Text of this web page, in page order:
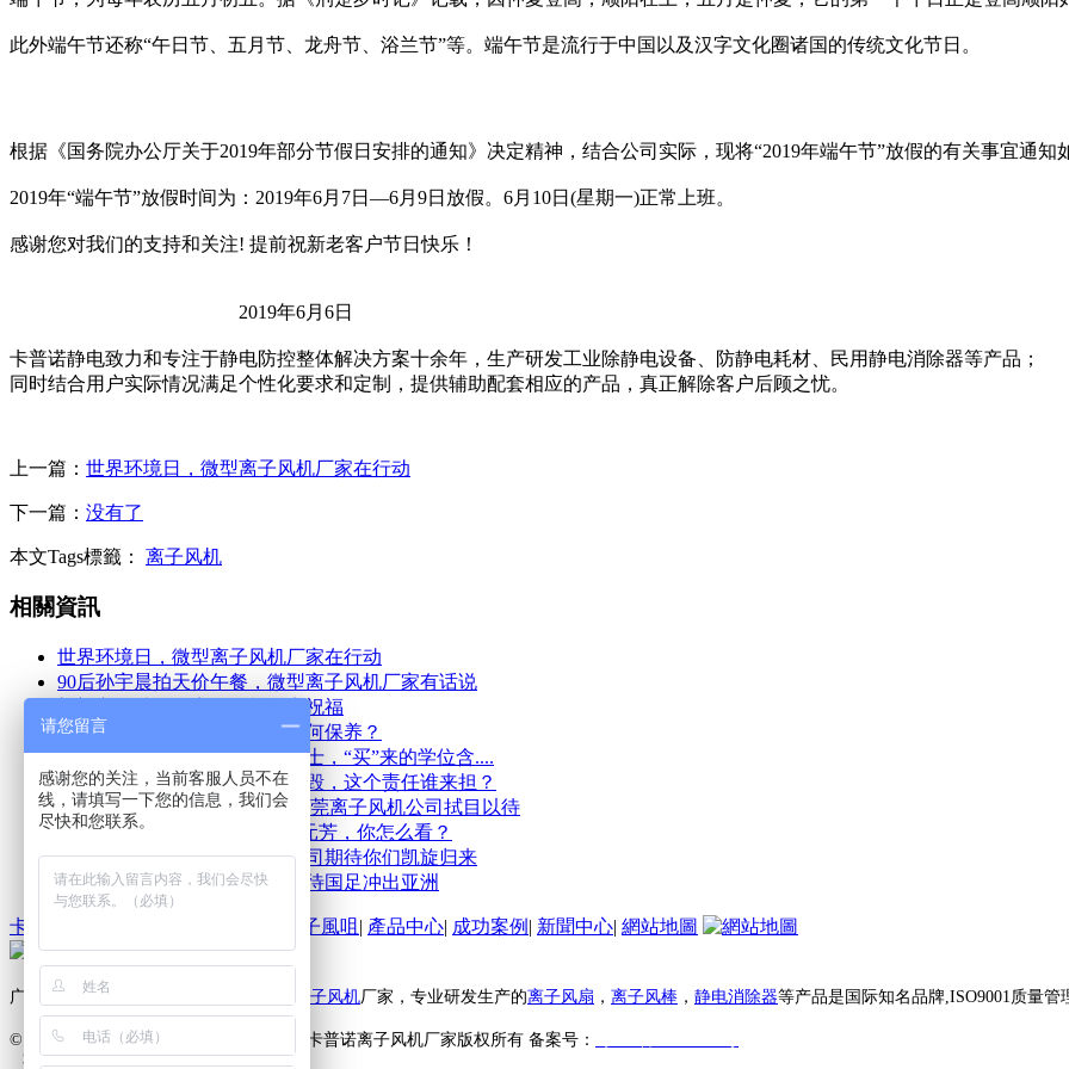
此外端午节还称“午日节、五月节、龙舟节、浴兰节”等。端午节是流行于中国以及汉字文化圈诸国的传统文化节日。
根据《国务院办公厅关于2019年部分节假日安排的通知》决定精神，结合公司实际，现将“2019年端午节”放假的有关事宜通知
2019年“端午节”放假时间为：2019年6月7日—6月9日放假。6月10日(星期一)正常上班。
感谢您对我们的支持和关注! 提前祝新老客户节日快乐！
2019年6月6日
卡普诺静电致力和专注于静电防控整体解决方案十余年，生产研发工业除静电设备、防静电耗材、民用静电消除器等产品；
同时结合用户实际情况满足个性化要求和定制，提供辅助配套相应的产品，真正解除客户后顾之忧。
上一篇： 世界环境日，微型离子风机厂家在行动
下一篇： 没有了
本文Tags標籤： 离子风机
相關資訊
世界环境日，微型离子风机厂家在行动
90后孙宇晨拍天价午餐，微型离子风机厂家有话说
郎朗宣布结婚，离子风机厂家祝福
离子风机供应商：离子风机如何保养？
离子风机公司：赴韩读速成博士，“买”来的学位含....
离子风机公司：百万名画被撕毁，这个责任谁来担？
中国移动5G手机即将上市，东莞离子风机公司拭目以待
今日头条也要开发智能手机? 元芳，你怎么看？
苏杯中国进决赛，离子风机公司期待你们凯旋归来
里皮再次执掌男足，让我们期待国足冲出亚洲
卡普諾首頁 離子風咀 | 產品中心| 成功案例 | 新聞中心| 網站地圖
广东卡普诺静电科技有限公司是知名的 离子风机厂家，专业研发生产的离子风扇 ， 离子风棒 ， 静电消除器等产品是国际知名品牌,ISO9001质量管
© Copyright © 2012-2019 www.kapoor.hk 卡普诺离子风机厂家版权所有 备案号：
咨詢熱線 ：
请您留言
感谢您的关注，当前客服人员不在
线，请填写一下您的信息，我们会
尽快和您联系。